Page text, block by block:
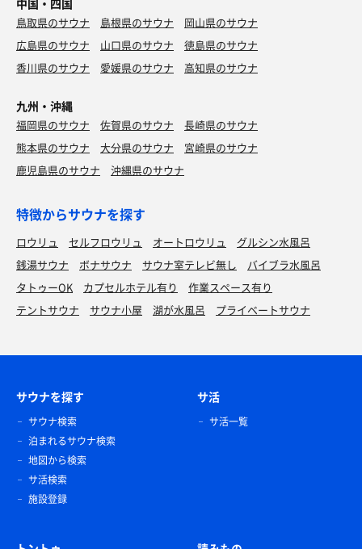
鳥取県のサウナ 島根県のサウナ
岡山県のサウナ
広島県のサウナ
山口県のサウナ
徳島県のサウナ
香川県のサウナ
愛媛県のサウナ 高知県のサウナ
九州・沖縄
福岡県のサウナ 佐賀県のサウナ
長崎県のサウナ
熊本県のサウナ
大分県のサウナ
宮崎県のサウナ
鹿児島県のサウナ
沖縄県のサウナ
特徴からサウナを探す
ロウリュ セルフロウリュ オートロウリュ
グルシン水風呂
銭湯サウナ
ボナサウナ サウナ室テレビ無し
バイブラ水風呂
タトゥーOK
カプセルホテル有り
作業スペース有り
テントサウナ
サウナ小屋 湖が水風呂 プライベートサウナ
サウナを探す
サウナ検索
泊まれるサウナ検索
地図から検索
サ活検索
施設登録
サ活
サ活一覧